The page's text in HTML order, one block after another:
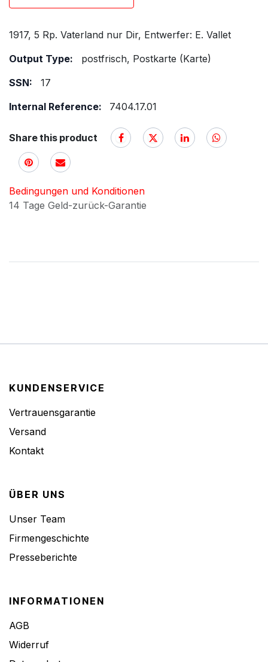
1917, 5 Rp. Vaterland nur Dir, Entwerfer: E. Vallet
Output Type:
postfrisch, Postkarte (Karte)
SSN:
17
Internal Reference:
7404.17.01
Share this product
Bedingungen und Konditionen
14 Tage Geld-zurück-Garantie
KUNDENSERVICE
Vertrauensgarantie
Versand
Kontakt
ÜBER UNS
Unser Team
Firmengeschichte
Presseberichte
INFORMATIONEN
AGB
Widerruf